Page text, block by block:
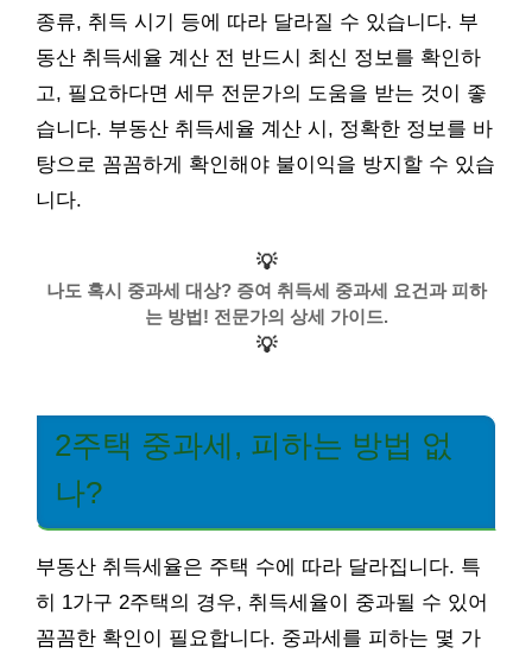
종류, 취득 시기 등에 따라 달라질 수 있습니다. 부
동산 취득세율 계산 전 반드시 최신 정보를 확인하
고, 필요하다면 세무 전문가의 도움을 받는 것이 좋
습니다. 부동산 취득세율 계산 시, 정확한 정보를 바
탕으로 꼼꼼하게 확인해야 불이익을 방지할 수 있습
니다.
💡
나도 혹시 중과세 대상? 증여 취득세 중과세 요건과 피하
는 방법! 전문가의 상세 가이드.
💡
2주택 중과세, 피하는 방법 없
나?
부동산 취득세율은 주택 수에 따라 달라집니다. 특
히 1가구 2주택의 경우, 취득세율이 중과될 수 있어
꼼꼼한 확인이 필요합니다. 중과세를 피하는 몇 가